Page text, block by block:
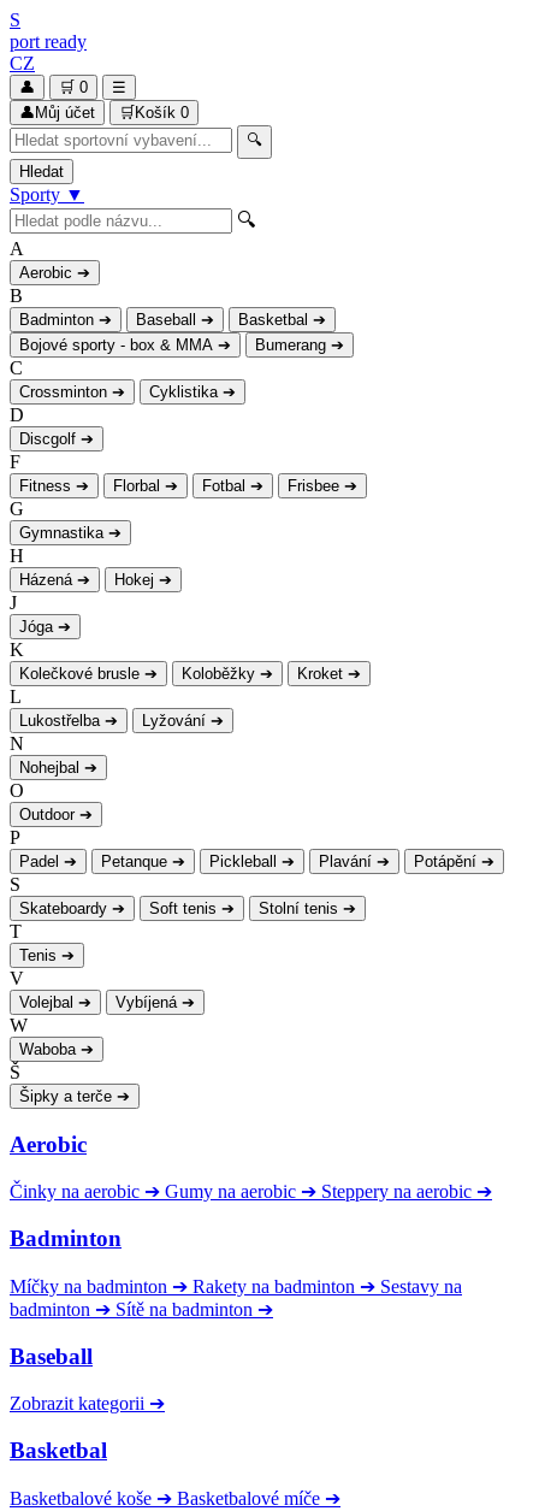
S
port ready
CZ
👤 🛒 0
☰
👤 Můj účet 🛒 Košík 0
🔍
Hledat
Sporty ▼
🔍
A
Aerobic ➔
B
Badminton ➔ Baseball ➔ Basketbal ➔
Bojové sporty - box & MMA ➔ Bumerang ➔
C
Crossminton ➔ Cyklistika ➔
D
Discgolf ➔
F
Fitness ➔ Florbal ➔ Fotbal ➔ Frisbee ➔
G
Gymnastika ➔
H
Házená ➔ Hokej ➔
J
Jóga ➔
K
Kolečkové brusle ➔ Koloběžky ➔ Kroket ➔
L
Lukostřelba ➔ Lyžování ➔
N
Nohejbal ➔
O
Outdoor ➔
P
Padel ➔ Petanque ➔ Pickleball ➔ Plavání ➔ Potápění ➔
S
Skateboardy ➔ Soft tenis ➔ Stolní tenis ➔
T
Tenis ➔
V
Volejbal ➔ Vybíjená ➔
W
Waboba ➔
Š
Šipky a terče ➔
Aerobic
Činky na aerobic ➔ Gumy na aerobic ➔ Steppery na aerobic ➔
Badminton
Míčky na badminton ➔ Rakety na badminton ➔ Sestavy na
badminton ➔ Sítě na badminton ➔
Baseball
Zobrazit kategorii ➔
Basketbal
Basketbalové koše ➔ Basketbalové míče ➔